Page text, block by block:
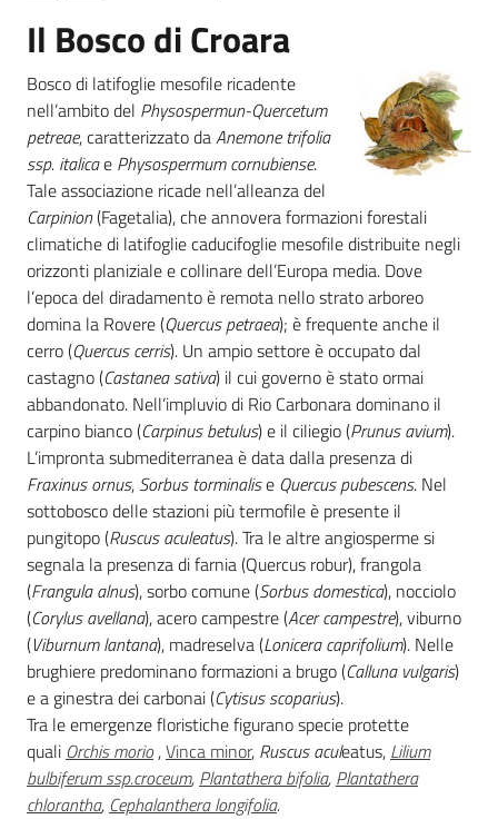
Servizi
Leggi Atti Bandi
Piani Programmi
Progetti
Il Bosco di Croara
Bosco di latifoglie mesofile ricadente
nell’ambito del Physospermun-Quercetum
petreae, caratterizzato daAnemone trifolia
ssp. italicae Physospermum cornubiense.
Tale associazione ricade nell’alleanza del
Carpinion(Fagetalia), che annovera formazioni forestali
climatiche di latifoglie caducifoglie mesofile distribuite negli
orizzonti planiziale e collinare dell’Europa media. Dove
l’epoca del diradamento è remota nello strato arboreo
domina la Rovere (Quercus petraea); è frequente anche il
cerro (Quercus cerris). Un ampio settore è occupato dal
castagno (Castanea sativa) il cui governo è stato ormai
abbandonato. Nell’impluvio di Rio Carbonara dominano il
carpino bianco (Carpinus betulus) e il ciliegio (Prunus avium).
L’impronta submediterranea è data dalla presenza di
Fraxinus ornus, Sorbus torminalise Quercus pubescens. Nel
sottobosco delle stazioni più termofile è presente il
pungitopo (Ruscus aculeatus). Tra le altre angiosperme si
segnala la presenza di farnia (Quercus robur), frangola
(Frangula alnus), sorbo comune (Sorbus domestica), nocciolo
(Corylus avellana), acero campestre (Acer campestre), viburno
(Viburnum lantana), madreselva (Lonicera caprifolium). Nelle
brughiere predominano formazioni a brugo (Calluna vulgaris)
e a ginestra dei carbonai (Cytisus scoparius).
Tra le emergenze floristiche figurano specie protette
quali Orchis morio,Vinca minor, Ruscus aculeatus, Lilium
bulbiferum ssp.croceum, Plantathera bifolia, Plantathera
chlorantha, Cephalanthera longifolia.